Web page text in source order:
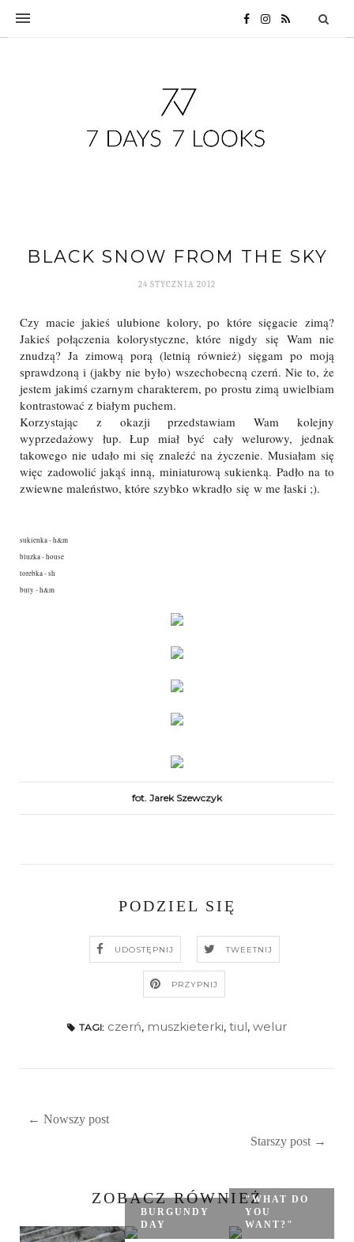
BLACK SNOW FROM THE SKY
24 STYCZNIA 2012
Czy macie jakieś ulubione kolory, po które sięgacie zimą?
Jakieś połączenia kolorystyczne, które nigdy się Wam nie
znudzą? Ja zimową porą (letnią również) sięgam po moją
sprawdzoną i (jakby nie było) wszechobecną czerń. Nie to, że
jestem jakimś czarnym charakterem, po prostu zimą uwielbiam
kontrastować z białym puchem.
Korzystając z okazji przedstawiam Wam kolejny
wyprzedażowy łup. Łup miał być cały welurowy, jednak
takowego nie udało mi się znaleźć na życzenie. Musiałam się
więc zadowolić jakąś inną, miniaturową sukienką. Padło na to
zwiewne maleństwo, które szybko wkradło się w me łaski ;).
sukienka - h&m
bluzka - house
torebka - sh
buty - h&m
fot. Jarek Szewczyk
PODZIEL SIĘ
UDOSTĘPNIJ TWEETNIJ
PRZYPNIJ
TAGI: czerń, muszkieterki, tiul, welur
← Nowszy post
Starszy post →
ZOBACZ RÓWNIEŻ
BURGUNDY
DAY
"WHAT DO
YOU
WANT?"